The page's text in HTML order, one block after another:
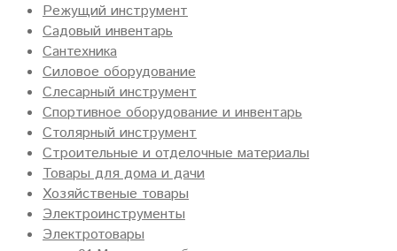
Режущий инструмент
Садовый инвентарь
Сантехника
Силовое оборудование
Слесарный инструмент
Спортивное оборудование и инвентарь
Столярный инструмент
Строительные и отделочные материалы
Товары для дома и дачи
Хозяйственые товары
Электроинструменты
Электротовары